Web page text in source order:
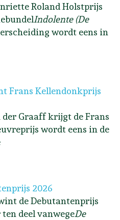
Roland Holstprijs
Indolente (De
wordt eens in
Frans Kellendonkprijs
Graaff krijgt de Frans
wordt eens in de
2026
de Debutantenprijs
deel vanwegeDe